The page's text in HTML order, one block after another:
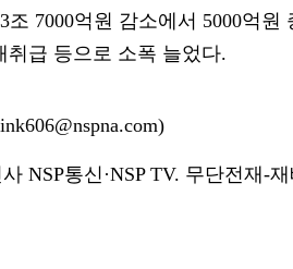
7000억원 감소에서 5000억원
취급 등으로 소폭 늘었다.
NSP통신·NSP TV. 무단전재-